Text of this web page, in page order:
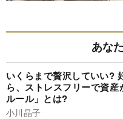
あな
いくらまで贅沢していい?
ら、ストレスフリーで資
ルール」とは?
小川晶子